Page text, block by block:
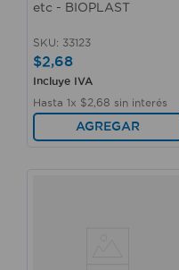
etc - BIOPLAST
SKU: 33123
$2,68
Incluye IVA
Hasta 1x $2 68 sin interés
AGREGAR